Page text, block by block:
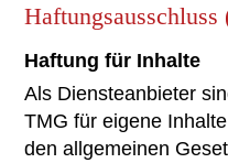
Haftung für Inhalte
Als Diensteanbieter
TMG für eigene
den allgemeinen